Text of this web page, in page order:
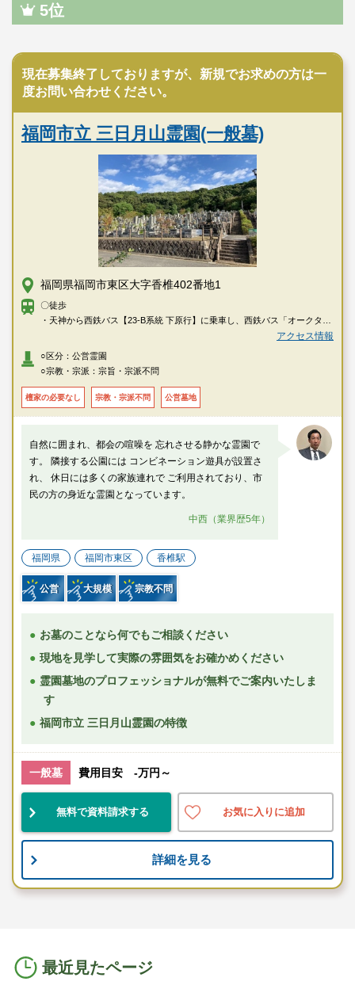
5位
現在募集終了しておりますが、新規でお求めの方は一
度お問い合わせください。
福岡市立 三日月山霊園(一般墓)
福岡県福岡市東区大字香椎402番地1
〇徒歩
・天神から西鉄バス【23-B系統 下原行】に乗車し、西鉄バス「オークタウ
〇車
アクセス情報
○区分：公営霊園
○宗教・宗派：宗旨・宗派不問
檀家の必要なし 宗教・宗派不問 公営墓地
自然に囲まれ、都会の喧噪を 忘れさせる静かな霊園で
す。 隣接する公園には コンビネーション遊具が設置さ
れ、 休日には多くの家族連れで ご利用されており、市
民の方の身近な霊園となっています。
中西（業界歴5年）
福岡県 福岡市東区 香椎駅
公営 大規模 宗教不問
お墓のことなら何でもご相談ください
現地を見学して実際の雰囲気をお確かめください
霊園墓地のプロフェッショナルが無料でご案内いたしま
す
福岡市立 三日月山霊園の特徴
一般墓 費用目安 -万円～
無料で資料請求する お気に入りに追加
詳細を見る
最近見たページ